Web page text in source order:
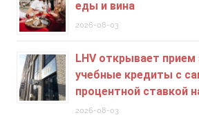
еды и вина
2026-08-03
LHV открывает прием
учебные кредиты c
процентной ставкой
2026-08-03